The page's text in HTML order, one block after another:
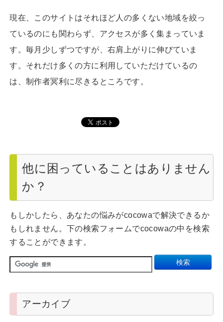
現在、このサイトはそれほど人の多くない地域を絞っ
ているのにも関わらず、アクセスが多く集まっていま
す。毎月少しずつですが、右肩上がりに伸びていま
す。それだけ多くの方に利用していただけているの
は、制作者冥利に尽きるところです。
他に困っていることはありません
か？
もしかしたら、あなたの悩みがcocowaで解決できるか
もしれません。下の検索フォームでcocowaの中を検索
することができます。
アーカイブ